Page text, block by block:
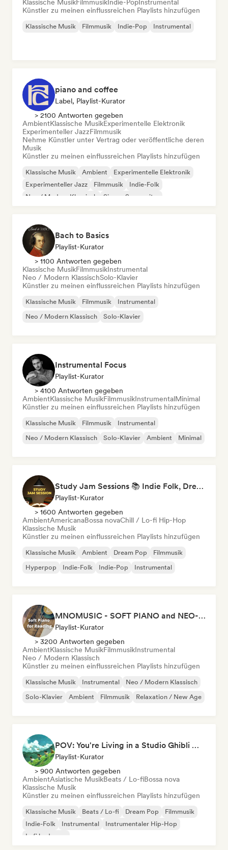
Klassische MusikFilmmusik Indie-Pop Instrumental
Künstler zu meinen einflussreichen Playlists hinzufügen
Klassische Musik Filmmusik Indie-Pop Instrumental
piano and coffee
Label, Playlist-Kurator
> 2100 Antworten gegeben
AmbientKlassische MusikExperimentelle Elektronik
Experimenteller JazzFilmmusik
Nehme Künstler unter Vertrag oder veröffentliche deren
Musik
Künstler zu meinen einflussreichen Playlists hinzufügen
Klassische Musik Ambient
Experimentelle Elektronik
Experimenteller Jazz
Filmmusik
Indie-Folk
Neo / Modern Klassisch
Singer-Songwriter
Bach to Basics
Playlist-Kurator
> 1100 Antworten gegeben
Klassische MusikFilmmusikInstrumental
Neo / Modern KlassischSolo-Klavier
Künstler zu meinen einflussreichen Playlists hinzufügen
Klassische Musik Filmmusik
Instrumental
Neo / Modern Klassisch
Solo-Klavier
Instrumental Focus
Playlist-Kurator
> 4100 Antworten gegeben
AmbientKlassische MusikFilmmusikInstrumentalMinimal
Künstler zu meinen einflussreichen Playlists hinzufügen
Klassische Musik Filmmusik
Instrumental
Neo / Modern Klassisch
Solo-Klavier Ambient Minimal
Study Jam Sessions 📚 Indie Folk, Dream Pop & Singer-Songwriter
Playlist-Kurator
> 1600 Antworten gegeben
AmbientAmericanaBossa novaChill / Lo-fi Hip-Hop
Klassische Musik
Künstler zu meinen einflussreichen Playlists hinzufügen
Klassische Musik Ambient Dream Pop
Filmmusik
Hyperpop
Indie-Folk Indie-Pop Instrumental
MNOMUSIC - SOFT PIANO and NEO-CLASSICAL
Playlist-Kurator
> 3200 Antworten gegeben
AmbientKlassische MusikFilmmusikInstrumental
Neo / Modern Klassisch
Künstler zu meinen einflussreichen Playlists hinzufügen
Klassische Musik Instrumental
Neo / Modern Klassisch
Solo-Klavier
Ambient Filmmusik Relaxation / New Age
POV: You're Living in a Studio Ghibli Movie 🌱 Neo-Classical Piano & Dream Pop
Playlist-Kurator
> 900 Antworten gegeben
AmbientAsiatische MusikBeats / Lo-fiBossa nova
Klassische Musik
Künstler zu meinen einflussreichen Playlists hinzufügen
Klassische Musik Beats / Lo-fi Dream Pop
Filmmusik
Indie-Folk
Instrumental
Instrumentaler Hip-Hop
Lofi bedroom